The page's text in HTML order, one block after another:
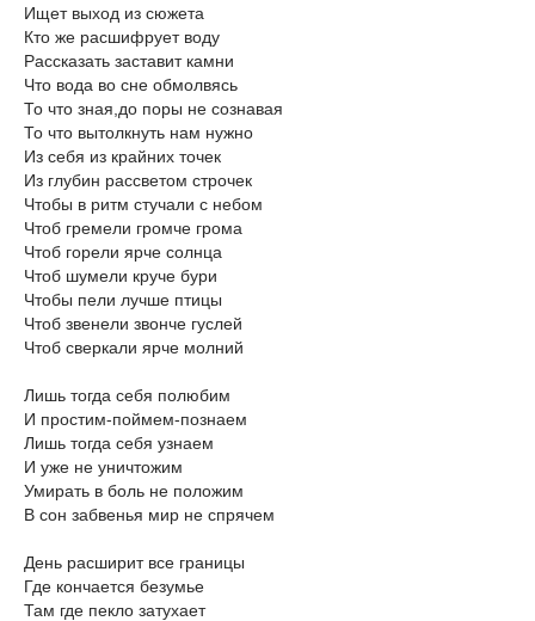
Ищет выход из сюжета
Кто же расшифрует воду
Рассказать заставит камни
Что вода во сне обмолвясь
То что зная,до поры не сознавая
То что вытолкнуть нам нужно
Из себя из крайних точек
Из глубин рассветом строчек
Чтобы в ритм стучали с небом
Чтоб гремели громче грома
Чтоб горели ярче солнца
Чтоб шумели круче бури
Чтобы пели лучше птицы
Чтоб звенели звонче гуслей
Чтоб сверкали ярче молний
Лишь тогда себя полюбим
И простим-поймем-познаем
Лишь тогда себя узнаем
И уже не уничтожим
Умирать в боль не положим
В сон забвенья мир не спрячем
День расширит все границы
Где кончается безумье
Там где пекло затухает